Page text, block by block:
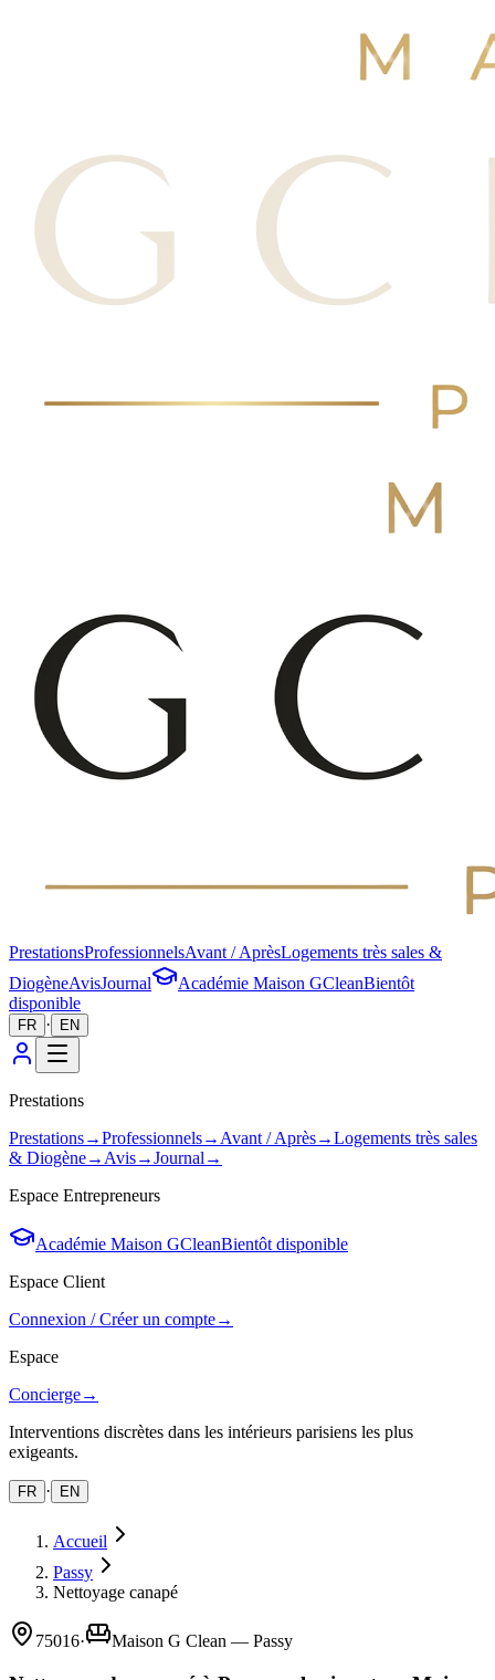
PrestationsProfessionnelsAvant / AprèsLogements très sales &
DiogèneAvisJournal Académie Maison GCleanBientôt
disponible
FR · EN
Prestations
Prestations→Professionnels→ Avant / Après→Logements très sales
& Diogène→ Avis→Journal →
Espace Entrepreneurs
Académie Maison GCleanBientôt disponible
Espace Client
Connexion / Créer un compte→
Espace
Concierge→
Interventions discrètes dans les intérieurs parisiens les plus
exigeants.
FR · EN
Accueil
Passy
Nettoyage canapé
75016· Maison G Clean — Passy